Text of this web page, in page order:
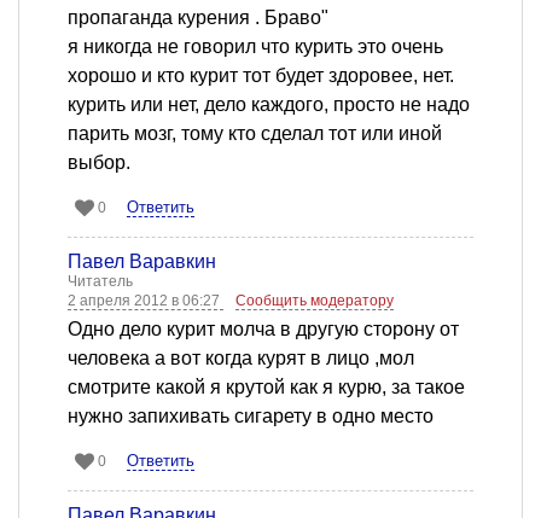
пропаганда курения . Браво"
я никогда не говорил что курить это очень
хорошо и кто курит тот будет здоровее, нет.
курить или нет, дело каждого, просто не надо
парить мозг, тому кто сделал тот или иной
выбор.
0 Ответить
Павел Варавкин
Читатель
2 апреля 2012 в 06:27
Сообщить модератору
Одно дело курит молча в другую сторону от
человека а вот когда курят в лицо ,мол
смотрите какой я крутой как я курю, за такое
нужно запихивать сигарету в одно место
0 Ответить